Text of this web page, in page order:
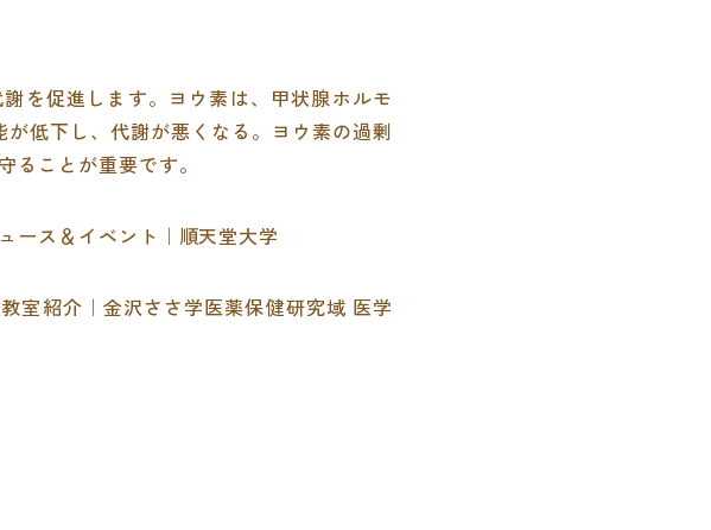
を促進します。ヨウ素は、甲状腺ホルモ
低下し、代謝が悪くなる。ヨウ素の過剰
ことが重要です。
ース＆イベント｜順天堂大学
室紹介｜金沢ささ学医薬保健研究域 医学